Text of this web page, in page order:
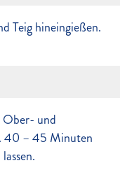
Teig hineingießen.
Ober- und
40 – 45 Minuten